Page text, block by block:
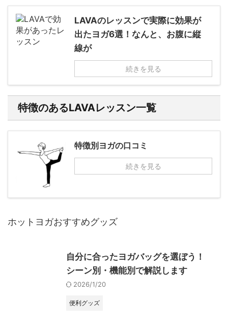
LAVAのレッスンで実際に効果が
出たヨガ6選！なんと、お腹に縦
線が
続きを見る
特徴のあるLAVAレッスン一覧
特徴別ヨガの口コミ
続きを見る
ホットヨガおすすめグッズ
自分に合ったヨガバッグを選ぼう！
シーン別・機能別で解説します
2026/1/20
便利グッズ